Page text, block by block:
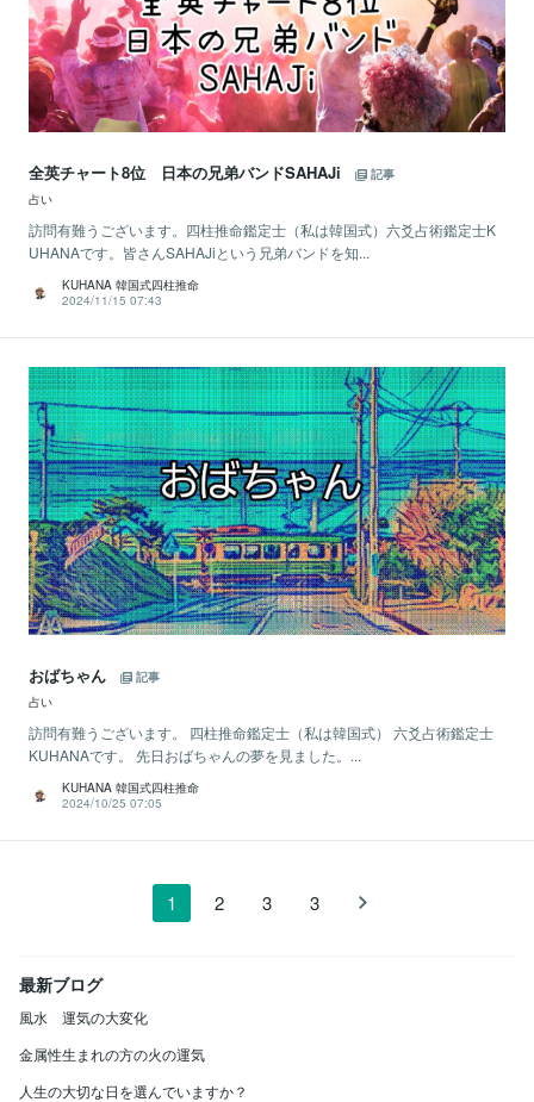
全英チャート8位 日本の兄弟バンドSAHAJi
記事
占い
訪問有難うございます。四柱推命鑑定士（私は韓国式）六爻占術鑑定士K
UHANAです。皆さんSAHAJiという兄弟バンドを知...
KUHANA 韓国式四柱推命
2024/11/15 07:43
おばちゃん
記事
占い
訪問有難うございます。 四柱推命鑑定士（私は韓国式） 六爻占術鑑定士
KUHANAです。 先日おばちゃんの夢を見ました。...
KUHANA 韓国式四柱推命
2024/10/25 07:05
1 2 3 3
最新ブログ
風水 運気の大変化
金属性生まれの方の火の運気
人生の大切な日を選んでいますか？